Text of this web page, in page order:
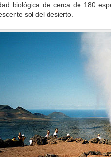
biológica de cerca de 180
sol del desierto.